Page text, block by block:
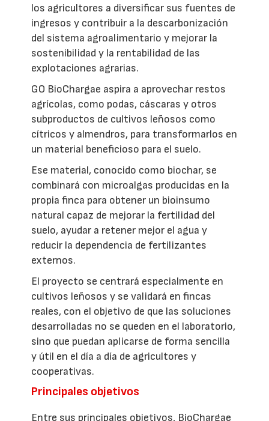
los agricultores a diversificar sus fuentes de
ingresos y contribuir a la descarbonización
del sistema agroalimentario y mejorar la
sostenibilidad y la rentabilidad de las
explotaciones agrarias.
GO BioChargae aspira a aprovechar restos
agrícolas, como podas, cáscaras y otros
subproductos de cultivos leñosos como
cítricos y almendros, para transformarlos en
un material beneficioso para el suelo.
Ese material, conocido como biochar, se
combinará con microalgas producidas en la
propia finca para obtener un bioinsumo
natural capaz de mejorar la fertilidad del
suelo, ayudar a retener mejor el agua y
reducir la dependencia de fertilizantes
externos.
El proyecto se centrará especialmente en
cultivos leñosos y se validará en fincas
reales, con el objetivo de que las soluciones
desarrolladas no se queden en el laboratorio,
sino que puedan aplicarse de forma sencilla
y útil en el día a día de agricultores y
cooperativas.
Principales objetivos
Entre sus principales objetivos, BioChargae